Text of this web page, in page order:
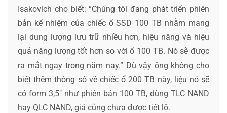
Isakovich cho biết: “Chúng tôi đang phát triển phiên
bản kế nhiệm của chiếc ổ SSD 100 TB nhằm mang
lại dung lượng lưu trữ nhiều hơn, hiệu năng và hiệu
quả năng lượng tốt hơn so với ổ 100 TB. Nó sẽ được
ra mắt ngay trong năm nay.” Dù vậy ông không cho
biết thêm thông số về chiếc ổ 200 TB này, liệu nó sẽ
có form 3,5″ như phiên bản 100 TB, dùng TLC NAND
hay QLC NAND, giá cũng chưa được tiết lộ.